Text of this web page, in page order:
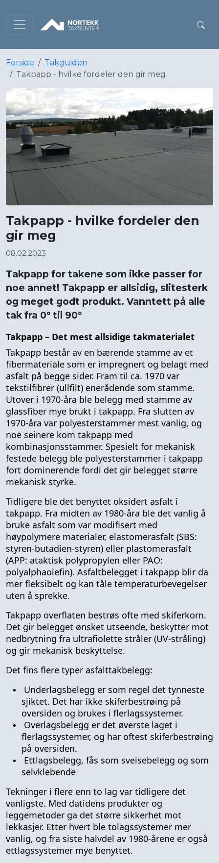
Forside
Takguiden
Takpapp - hvilke fordeler den gir meg
Takpapp - hvilke fordeler den
gir meg
08.02.2023
Takpapp for takene som ikke passer for
noe annet! Takpapp er allsidig, slitesterk
og meget godt produkt. Vanntett på alle
tak fra 0° til 90°
Takpapp – Det mest allsidige takmaterialet
Takpapp består av en bærende stamme av et
fibermateriale som er impregnert og belagt med
asfalt på begge sider. Fram til ca. 1970 var
tekstilfibrer (ullfilt) enerådende som stamme.
Utover i 1970-åra ble belegg med stamme av
glassfiber mye brukt i takpapp. Fra slutten av
1970-åra var polyesterstammer mest vanlig, og
noe seinere kom takpapp med
kombinasjonsstammer. Spesielt for mekanisk
festede belegg ble polyesterstammer i takpapp
fort dominerende fordi det gir belegget større
mekanisk styrke.
Tidligere ble det benyttet oksidert asfalt i
takpapp. Fra midten av 1980-åra ble det vanlig å
bruke asfalt som var modifisert med
høypolymere materialer, elastomerasfalt (SBS:
styren-butadien-styren) eller plastomerasfalt
(APP: ataktisk polypropylen eller PAO:
polyalphaolefin). Asfaltbelegget i takpapp blir da
mer fleksibelt og kan tåle temperaturbevegelser
uten å sprekke.
Takpapp overflaten bestrøs ofte med skiferkorn.
Det gir belegget ønsket utseende, beskytter mot
nedbrytning fra ultrafiolette stråler (UV-stråling)
og gir mekanisk beskyttelse.
Det fins flere typer asfalttakbelegg:
Underlagsbelegg er som regel det tynneste
sjiktet. Det har ikke skiferbestrøing på
oversiden og brukes i flerlagssystemer.
Overlagsbelegg er det øverste laget i
flerlagssystemer, og har oftest skiferbestrøing
på oversiden.
Ettlagsbelegg, fås som sveisebelegg og som
selvklebende
Tekninger i flere enn to lag var tidligere det
vanligste. Med datidens produkter og
leggemetoder ga det større sikkerhet mot
lekkasjer. Etter hvert ble tolagssystemer mer
vanlig, og fra siste halvdel av 1980-årene er også
ettlagssystemer mye benyttet.